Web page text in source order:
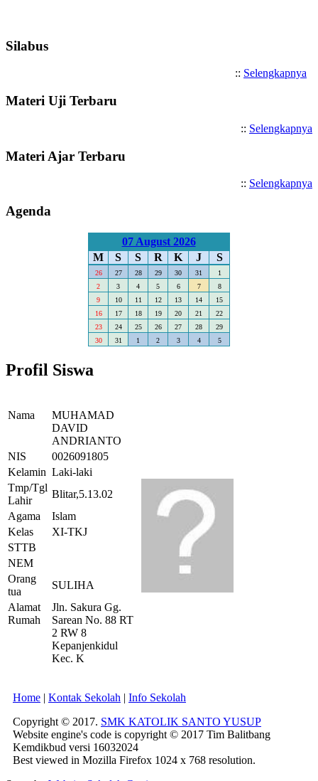
Silabus
:: Selengkapnya
Materi Uji Terbaru
:: Selengkapnya
Materi Ajar Terbaru
:: Selengkapnya
Agenda
07 August 2026
M
S S R K J S
26 27 28 29 30 31
1
2
3 4 5 6 7
8
9
10 11 12 13 14
15
16
17 18 19 20 21
22
23
24 25 26 27 28
29
30
31 1 2 3 4 5
Profil Siswa
Nama
MUHAMAD
DAVID
ANDRIANTO
NIS
0026091805
Kelamin Laki-laki
Tmp/Tgl
Lahir
Blitar,5.13.02
Agama
Islam
Kelas
XI-TKJ
STTB
NEM
Orang
tua
SULIHA
Alamat
Rumah
Jln. Sakura Gg.
Sarean No. 88 RT
2 RW 8
Kepanjenkidul
Kec. K
Home | Kontak Sekolah | Info Sekolah
Copyright © 2017. SMK KATOLIK SANTO YUSUP
Website engine's code is copyright © 2017 Tim Balitbang
Kemdikbud versi 16032024
Best viewed in Mozilla Firefox 1024 x 768 resolution.